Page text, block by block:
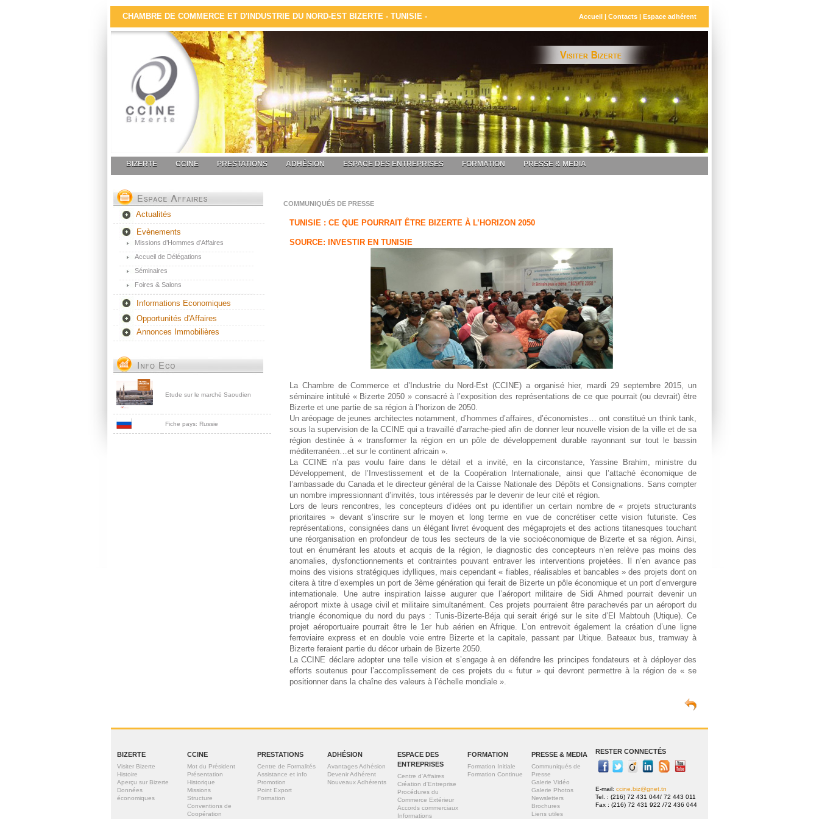
CHAMBRE DE COMMERCE ET D'INDUSTRIE DU NORD-EST BIZERTE - TUNISIE - Accueil | Contacts | Espace adhérent
BIZERTE CCINE PRESTATIONS ADHÉSION ESPACE DES ENTREPRISES FORMATION PRESSE & MEDIA
Actualités
Evènements
Missions d’Hommes d’Affaires
Accueil de Délégations
Séminaires
Foires & Salons
Informations Economiques
Opportunités d'Affaires
Annonces Immobilières
Etude sur le marché Saoudien
Fiche pays: Russie
COMMUNIQUÉS DE PRESSE
TUNISIE : CE QUE POURRAIT ÊTRE BIZERTE À L’HORIZON 2050
SOURCE: INVESTIR EN TUNISIE
La Chambre de Commerce et d’Industrie du Nord-Est (CCINE) a organisé hier, mardi 29 septembre 2015, un
séminaire intitulé « Bizerte 2050 » consacré à l’exposition des représentations de ce que pourrait (ou devrait) être
Bizerte et une partie de sa région à l’horizon de 2050.
Un aréopage de jeunes architectes notamment, d’hommes d’affaires, d’économistes… ont constitué un think tank,
sous la supervision de la CCINE qui a travaillé d’arrache-pied afin de donner leur nouvelle vision de la ville et de sa
région destinée à « transformer la région en un pôle de développement durable rayonnant sur tout le bassin
méditerranéen…et sur le continent africain ».
La CCINE n’a pas voulu faire dans le détail et a invité, en la circonstance, Yassine Brahim, ministre du
Développement, de l’Investissement et de la Coopération Internationale, ainsi que l’attaché économique de
l’ambassade du Canada et le directeur général de la Caisse Nationale des Dépôts et Consignations. Sans compter
un nombre impressionnant d’invités, tous intéressés par le devenir de leur cité et région.
Lors de leurs rencontres, les concepteurs d’idées ont pu identifier un certain nombre de « projets structurants
prioritaires » devant s’inscrire sur le moyen et long terme en vue de concrétiser cette vision futuriste. Ces
représentations, consignées dans un élégant livret évoquent des mégaprojets et des actions titanesques touchant
une réorganisation en profondeur de tous les secteurs de la vie socioéconomique de Bizerte et sa région. Ainsi,
tout en énumérant les atouts et acquis de la région, le diagnostic des concepteurs n’en relève pas moins des
anomalies, dysfonctionnements et contraintes pouvant entraver les interventions projetées. Il n’en avance pas
moins des visions stratégiques idylliques, mais cependant « fiables, réalisables et bancables » des projets dont on
citera à titre d’exemples un port de 3ème génération qui ferait de Bizerte un pôle économique et un port d’envergure
internationale. Une autre inspiration laisse augurer que l’aéroport militaire de Sidi Ahmed pourrait devenir un
aéroport mixte à usage civil et militaire simultanément. Ces projets pourraient être parachevés par un aéroport du
triangle économique du nord du pays : Tunis-Bizerte-Béja qui serait érigé sur le site d’El Mabtouh (Utique). Ce
projet aéroportuaire pourrait être le 1er hub aérien en Afrique. L’on entrevoit également la création d’une ligne
ferroviaire express et en double voie entre Bizerte et la capitale, passant par Utique. Bateaux bus, tramway à
Bizerte feraient partie du décor urbain de Bizerte 2050.
La CCINE déclare adopter une telle vision et s’engage à en défendre les principes fondateurs et à déployer des
efforts soutenus pour l’accomplissement de ces projets du « futur » qui devront permettre à la région de « se
positionner dans la chaîne des valeurs à l’échelle mondiale ».
BIZERTE
Visiter Bizerte
Histoire
Aperçu sur Bizerte
Données
économiques
CCINE
Mot du Président
Présentation
Historique
Missions
Structure
Conventions de
Coopération
PRESTATIONS
Centre de Formalités
Assistance et info
Promotion
Point Export
Formation
ADHÉSION
Avantages Adhésion
Devenir Adhérent
Nouveaux Adhérents
ESPACE DES
ENTREPRISES
Centre d'Affaires
Création d'Entreprise
Procédures du
Commerce Extérieur
Accords commerciaux
Informations
FORMATION
Formation Initiale
Formation Continue
PRESSE & MEDIA
Communiqués de
Presse
Galerie Vidéo
Galerie Photos
Newsletters
Brochures
Liens utiles
RESTER CONNECTÉS
E-mail: ccine.biz@gnet.tn
Tel. : (216) 72 431 044/ 72 443 011
Fax : (216) 72 431 922 /72 436 044